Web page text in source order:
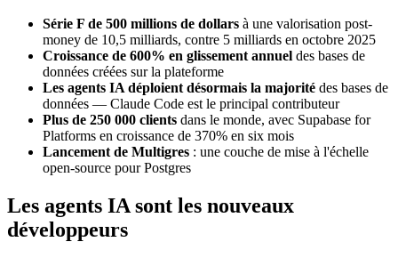
Série F de 500 millions de dollars à une valorisation post-
money de 10,5 milliards, contre 5 milliards en octobre 2025
Croissance de 600% en glissement annuel des bases de
données créées sur la plateforme
Les agents IA déploient désormais la majorité des bases de
données — Claude Code est le principal contributeur
Plus de 250 000 clients dans le monde, avec Supabase for
Platforms en croissance de 370% en six mois
Lancement de Multigres : une couche de mise à l'échelle
open-source pour Postgres
Les agents IA sont les nouveaux
développeurs